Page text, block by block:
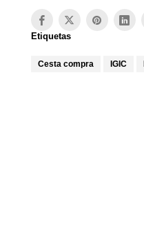
Etiquetas
Cesta compra IGIC